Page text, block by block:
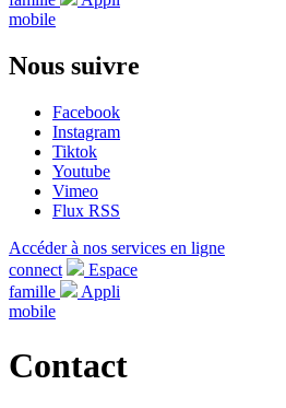
mobile
Nous suivre
Facebook
Instagram
Tiktok
Youtube
Vimeo
Flux RSS
Accéder à nos services en ligne
connect
Espace
famille
Appli
mobile
Contact